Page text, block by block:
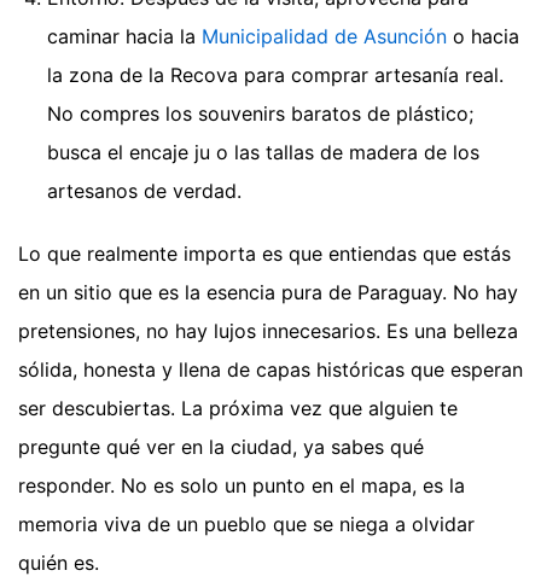
caminar hacia la Municipalidad de Asunción o hacia
la zona de la Recova para comprar artesanía real.
No compres los souvenirs baratos de plástico;
busca el encaje ju o las tallas de madera de los
artesanos de verdad.
Lo que realmente importa es que entiendas que estás
en un sitio que es la esencia pura de Paraguay. No hay
pretensiones, no hay lujos innecesarios. Es una belleza
sólida, honesta y llena de capas históricas que esperan
ser descubiertas. La próxima vez que alguien te
pregunte qué ver en la ciudad, ya sabes qué
responder. No es solo un punto en el mapa, es la
memoria viva de un pueblo que se niega a olvidar
quién es.